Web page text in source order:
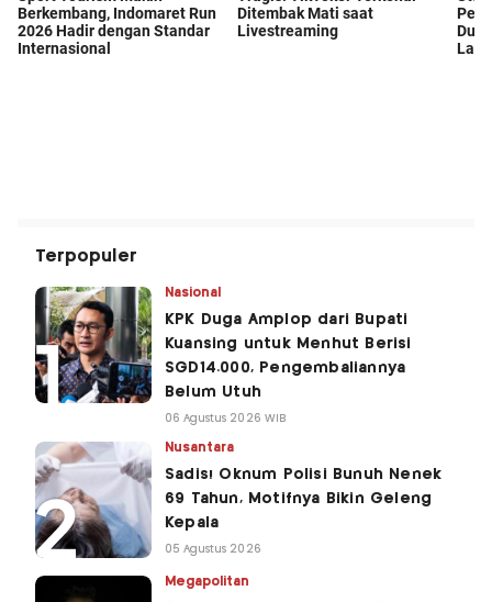
Terpopuler
Nasional
KPK Duga Amplop dari Bupati
Kuansing untuk Menhut Berisi
SGD14.000, Pengembaliannya
Belum Utuh
06 Agustus 2026 WIB
Nusantara
Sadis! Oknum Polisi Bunuh Nenek
69 Tahun, Motifnya Bikin Geleng
Kepala
05 Agustus 2026
Megapolitan